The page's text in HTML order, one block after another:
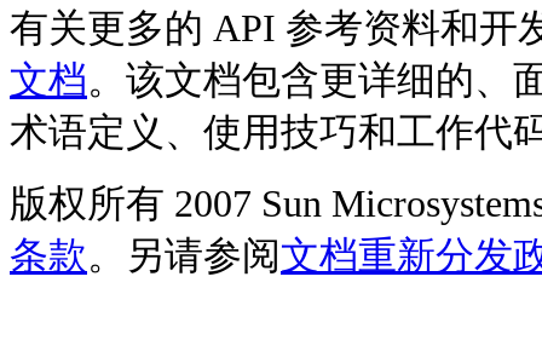
有关更多的 API 参考资料和开
文档。该文档包含更详细的、
术语定义、使用技巧和工作代
版权所有 2007 Sun
条款。另请参阅文档重新分发